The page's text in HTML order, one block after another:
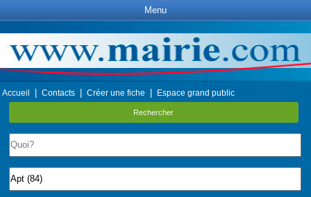
Menu
Accueil Contacts Créer une fiche Espace grand public
Rechercher